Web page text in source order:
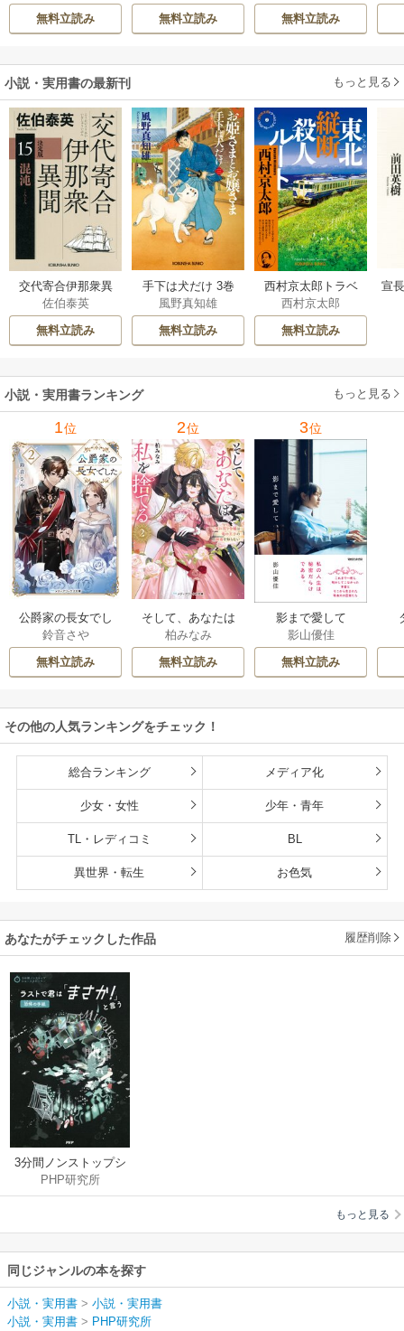
無料立読み
ハ
無料立読み
い～
らげ
無料立読み
小説・実用書の最新刊 もっと見る
交代寄合伊那衆異
聞 15巻
佐伯泰英
無料立読み
手下は犬だけ 3巻
風野真知雄
無料立読み
西村京太郎トラベ
ルミステリー・セ
レクション 2巻
西村京太郎
無料立読み
宣
小説・実用書ランキング もっと見る
1位
公爵家の長女でし
た
鈴音さや
無料立読み
2位
そして、あなたは
私を捨てる
柏みなみ
無料立読み
3位
影まで愛して
影山優佳
無料立読み
その他の人気ランキングをチェック！
総合ランキング メディア化
少女・女性 少年・青年
TL・レディコミ BL
異世界・転生 お色気
あなたがチェックした作品 履歴削除
3分間ノンストップシ
ョートストーリー ラ
ストで君は「まさ
手紙
PHP研究所
もっと見る
同じジャンルの本を探す
小説・実用書 > 小説・実用書
小説・実用書 > PHP研究所